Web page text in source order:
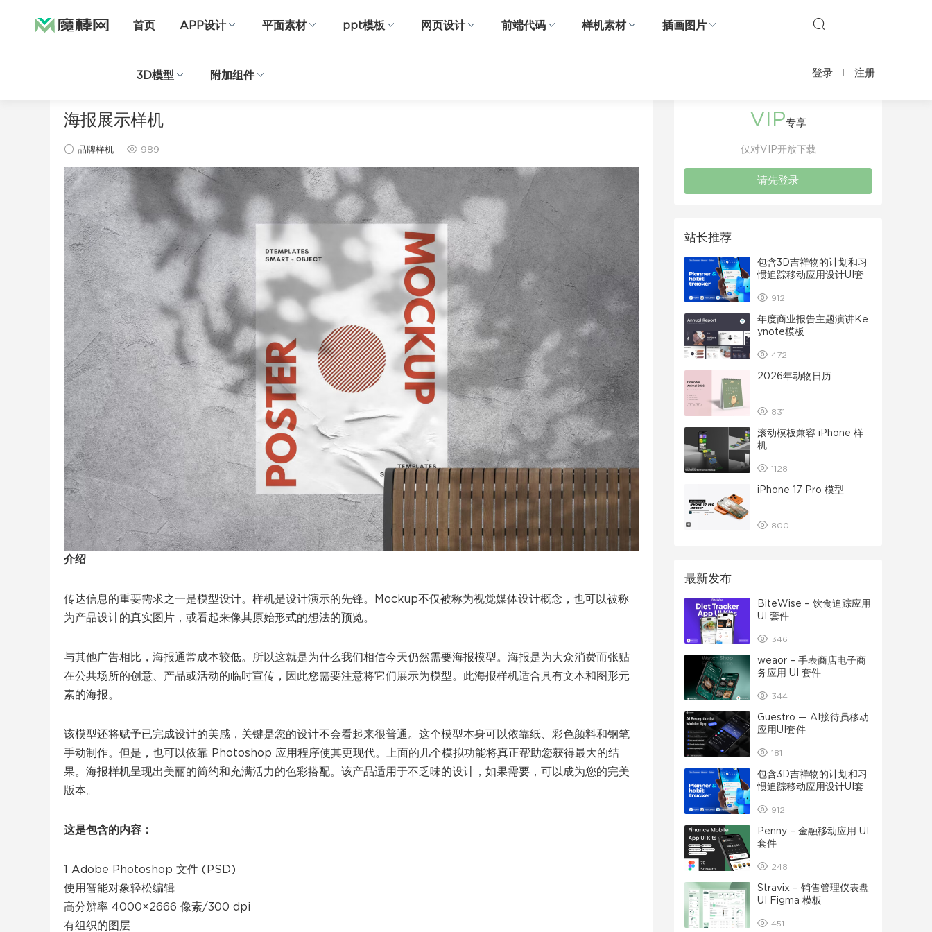
首页 APP设计 平面素材 ppt模板 网页设计 前端代码 样机素材 插画图片
3D模型 附加组件 登录 注册
样机素材 品牌样机 正文
海报展示样机
品牌样机 989
介绍
传达信息的重要需求之一是模型设计。样机是设计演示的先锋。Mockup不仅被称为视觉媒体设计概念，也可以被称
为产品设计的真实图片，或看起来像其原始形式的想法的预览。
与其他广告相比，海报通常成本较低。所以这就是为什么我们相信今天仍然需要海报模型。海报是为大众消费而张贴
在公共场所的创意、产品或活动的临时宣传，因此您需要注意将它们展示为模型。此海报样机适合具有文本和图形元
素的海报。
该模型还将赋予已完成设计的美感，关键是您的设计不会看起来很普通。这个模型本身可以依靠纸、彩色颜料和钢笔
手动制作。但是，也可以依靠 Photoshop 应用程序使其更现代。上面的几个模拟功能将真正帮助您获得最大的结
果。海报样机呈现出美丽的简约和充满活力的色彩搭配。该产品适用于不乏味的设计，如果需要，可以成为您的完美
版本。
这是包含的内容：
1 Adob​​e Photoshop 文件 (PSD)
使用智能对象轻松编辑
高分辨率 4000×2666 像素/300 dpi
有组织的图层
VIP专享
仅对VIP开放下载
请先登录
站长推荐
包含3D吉祥物的计划和习
惯追踪移动应用设计UI套
912
年度商业报告主题演讲Ke
ynote模板
472
2026年动物日历
831
滚动模板兼容 iPhone 样
机
1128
iPhone 17 Pro 模型
800
最新发布
BiteWise – 饮食追踪应用
UI 套件
346
weaor – 手表商店电子商
务应用 UI 套件
344
Guestro — AI接待员移动
应用UI套件
181
包含3D吉祥物的计划和习
惯追踪移动应用设计UI套
912
Penny – 金融移动应用 UI
套件
248
Stravix – 销售管理仪表盘
UI Figma 模板
451